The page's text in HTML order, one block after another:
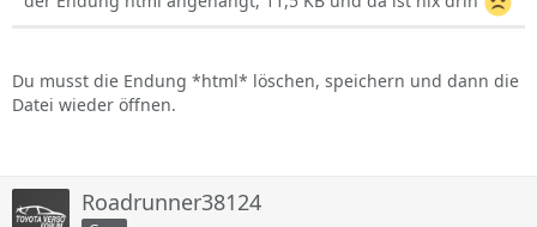
Du musst die Endung *html* löschen, speichern und dann die
Datei wieder öffnen.
Roadrunner38124